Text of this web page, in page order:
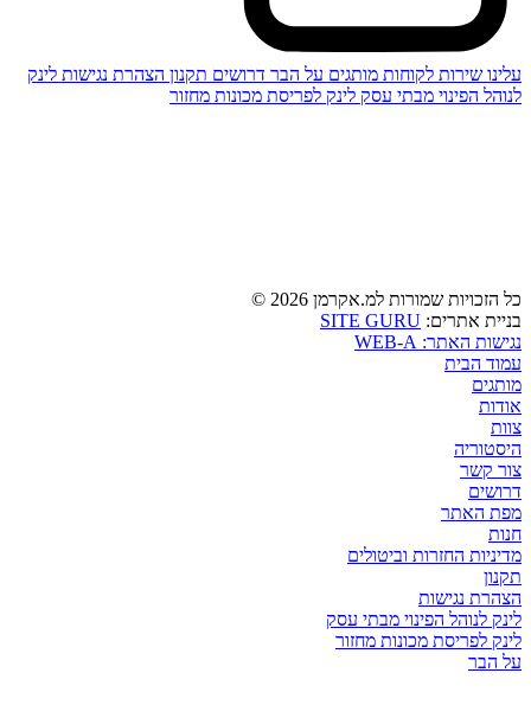
עלינו שירות לקוחות מותגים על הבר דרושים תקנון הצהרת נגישות לינק
לנוהל הפינוי מבתי עסק לינק לפריסת מכונות מחזור
כל הזכויות שמורות למ.אקרמן 2026 ©
בניית אתרים: SITE GURU
נגישות האתר: WEB-A
עמוד הבית
מותגים
אודות
צוות
היסטוריה
צור קשר
דרושים
מפת האתר
חנות
מדיניות החזרות וביטולים
תקנון
הצהרת נגישות
לינק לנוהל הפינוי מבתי עסק
לינק לפריסת מכונות מחזור
על הבר